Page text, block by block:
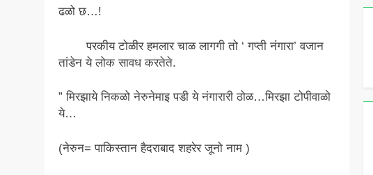
ढळो छ…!
परकीय टोळीर हमलार चाळ लागगी तो ‘ गप्ती नंगारा’ वजान
तांडेन ये लोक सावध करतेते.
” मिरझाये निकळो नेरुनेमाइ पडी ये नंगारारी ठोळ…मिरझा टोपीवाळो
ये…
(नेरुन= पाकिस्तान हैदराबाद शहरेर जूनो नाम )